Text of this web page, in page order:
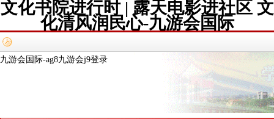
文化书院进行时 | 露天电影进社区 文
化清风润民心-九游会国际
九游会国际-ag8九游会j9登录